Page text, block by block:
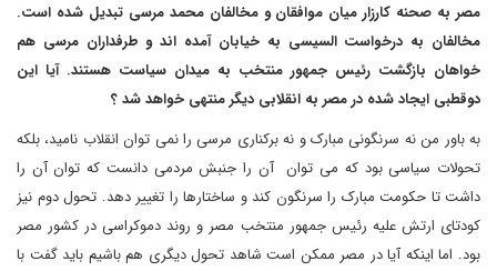
مصر به صحنه کارزار میان موافقان و مخالفان محمد مرسی تبدیل شده است.
مخالفان به درخواست السیسی به خیابان آمده اند و طرفداران مرسی هم
خواهان بازگشت رئیس جمهور منتخب به میدان سیاست هستند. آیا این
دوقطبی ایجادشده درمصر به انقلابی دیگرمنتهی خواهدشد؟
به باور من نه سرنگونی مبارک و نه برکناری مرسی را نمی توان انقلاب نامید، بلکه
تحولات سیاسی بود که می توان آن را جنبش مردمی دانست که توان آن را
داشت تا حکومت مبارک را سرنگون کند و ساختارها را تغییر دهد. تحول دوم نیز
کودتای ارتش علیه رئیس جمهور منتخب مصر و روند دموکراسی در کشور مصر
بود. اما اینکه آیا در مصر ممکن است شاهد تحول دیگری هم باشیم باید گفت با